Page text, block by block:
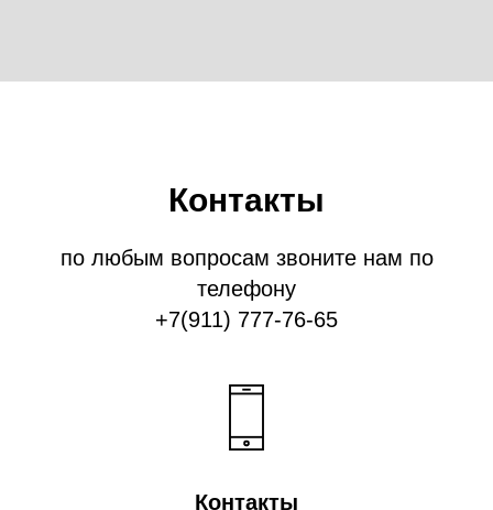
Контакты
по любым вопросам звоните нам по
телефону
+7(911) 777-76-65
Контакты